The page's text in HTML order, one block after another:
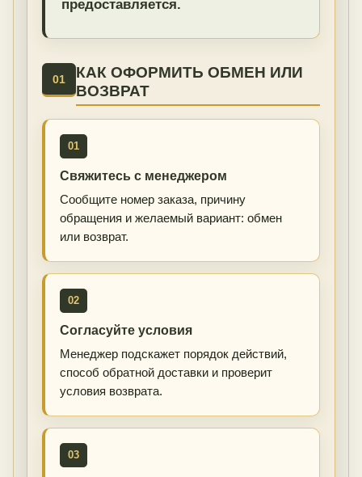
предоставляется.
01
КАК ОФОРМИТЬ ОБМЕН ИЛИ
ВОЗВРАТ
01
Свяжитесь с менеджером
Сообщите номер заказа, причину
обращения и желаемый вариант: обмен
или возврат.
02
Согласуйте условия
Менеджер подскажет порядок действий,
способ обратной доставки и проверит
условия возврата.
03